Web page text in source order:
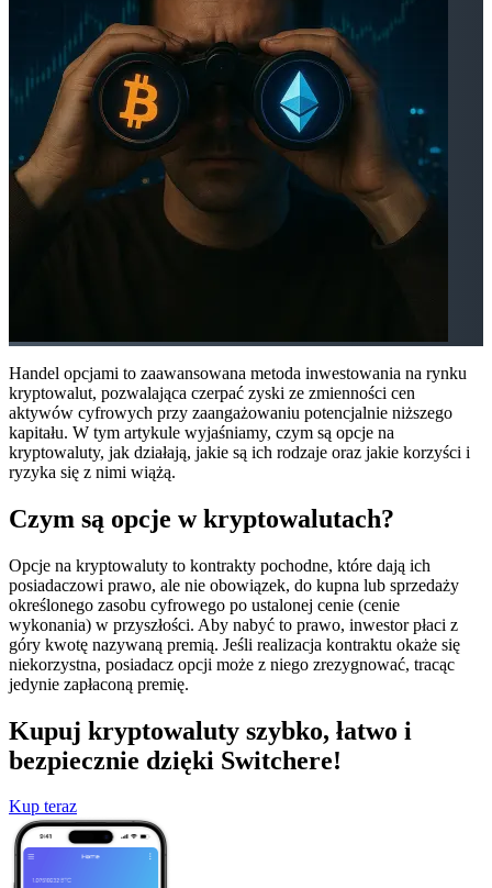
Handel opcjami to zaawansowana metoda inwestowania na rynku
kryptowalut, pozwalająca czerpać zyski ze zmienności cen
aktywów cyfrowych przy zaangażowaniu potencjalnie niższego
kapitału. W tym artykule wyjaśniamy, czym są opcje na
kryptowaluty, jak działają, jakie są ich rodzaje oraz jakie korzyści i
ryzyka się z nimi wiążą.
Czym są opcje w kryptowalutach?
Opcje na kryptowaluty to kontrakty pochodne, które dają ich
posiadaczowi prawo, ale nie obowiązek, do kupna lub sprzedaży
określonego zasobu cyfrowego po ustalonej cenie (cenie
wykonania) w przyszłości. Aby nabyć to prawo, inwestor płaci z
góry kwotę nazywaną premią. Jeśli realizacja kontraktu okaże się
niekorzystna, posiadacz opcji może z niego zrezygnować, tracąc
jedynie zapłaconą premię.
Kupuj kryptowaluty szybko, łatwo i
bezpiecznie dzięki Switchere!
Kup teraz